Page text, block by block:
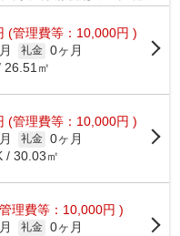
(管理費等：10,000円 )
礼金 0ヶ月
26.51㎡
(管理費等：10,000円 )
礼金 0ヶ月
/ 30.03㎡
理費等：10,000円 )
礼金 0ヶ月